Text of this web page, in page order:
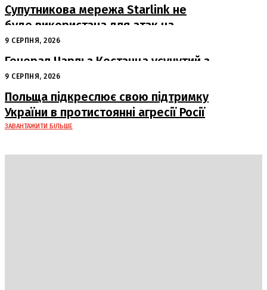
Супутникова мережа Starlink не
буде використана для атак на
російські пускові установки
9 СЕРПНЯ, 2026
Генерал Чарльз Костанца усунутий з
посади: Пентагон вживає заходів
9 СЕРПНЯ, 2026
Польща підкреслює свою підтримку
України в протистоянні агресії Росії
ЗАВАНТАЖИТИ БІЛЬШЕ